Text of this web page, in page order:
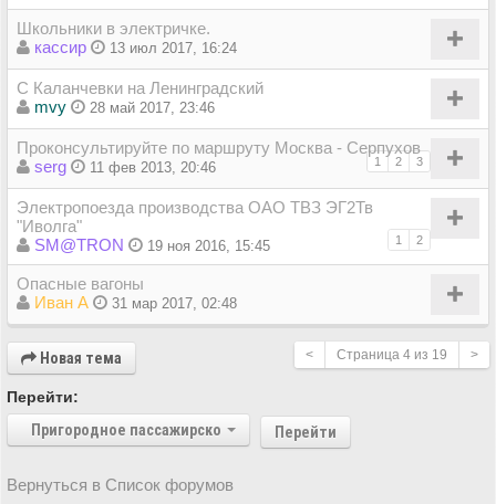
Школьники в электричке.
кассир
13 июл 2017, 16:24
С Каланчевки на Ленинградский
mvy
28 май 2017, 23:46
Проконсультируйте по маршруту Москва - Серпухов
1 2 3
serg 11 фев 2013, 20:46
Электропоезда производства ОАО ТВЗ ЭГ2Тв
"Иволга"
1 2
SM@TRON 19 ноя 2016, 15:45
Опасные вагоны
Иван А
31 мар 2017, 02:48
Новая тема < Страница 4 из 19 >
Перейти:
Пригородное пассажирское сообщение
Перейти
Вернуться в Список форумов